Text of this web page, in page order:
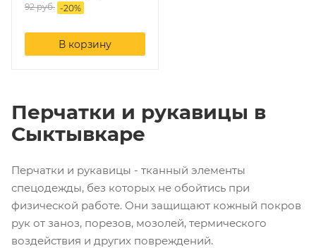
92руб. -20%
В корзину
Перчатки и рукавицы в
Сыктывкаре
Перчатки и рукавицы - тканный элементы
спецодежды, без которых не обойтись при
физической работе. Они защищают кожный покров
рук от заноз, порезов, мозолей, термического
воздействия и других повреждений.